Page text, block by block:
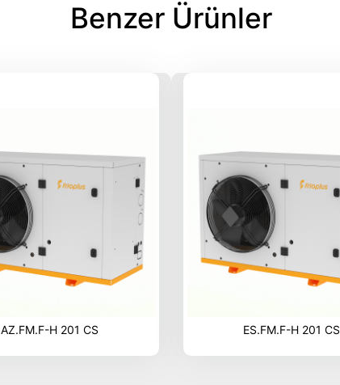
Benzer Ürünler
AZ.FM.F-H 201 CS ES.FM.F-H 201 CS